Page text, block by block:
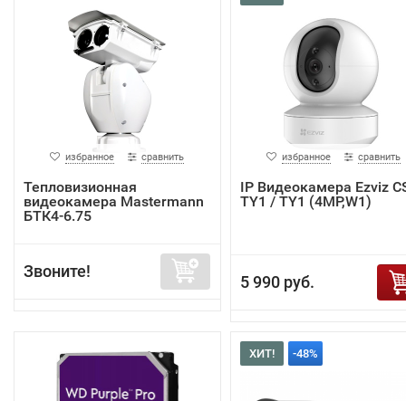
избранное сравнить
Тепловизионная
видеокамера Mastermann
БТК4-6.75
Звоните!
избранное сравнить
IP Видеокамера Ezviz
TY1 / TY1 (4MP,W1)
5 990 руб.
ХИТ! -48%